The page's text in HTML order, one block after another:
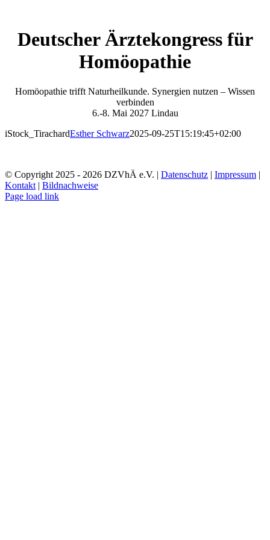
springen
Deutscher Ärztekongress für
Homöopathie
Homöopathie trifft Naturheilkunde. Synergien nutzen – Wissen
verbinden
6.-8. Mai 2027 Lindau
iStock_TirachardEsther Schwarz2025-09-25T15:19:45+02:00
© Copyright 2025 - 2026 DZVhÄ e.V. | Datenschutz | Impressum |
Kontakt | Bildnachweise
Instagram
Facebook
X
LinkedIn
Page load link